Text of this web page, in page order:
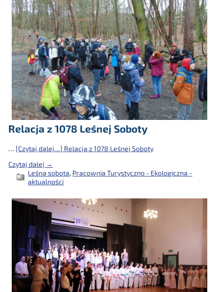
Relacja z 1078 Leśnej Soboty
… [Czytaj dalej…] Relacja z 1078 Leśnej Soboty
Czytaj dalej →
Leśna sobota, Pracownia Turystyczno - Ekologiczna -
aktualności